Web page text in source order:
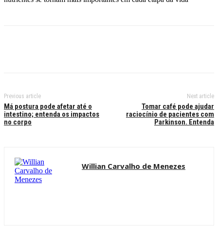
Previous article
Má postura pode afetar até o
intestino; entenda os impactos
no corpo
Next article
Tomar café pode ajudar
raciocínio de pacientes com
Parkinson. Entenda
Willian Carvalho de Menezes